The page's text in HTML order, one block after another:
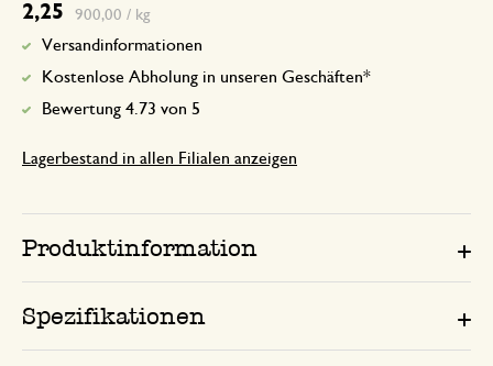
2,25 900,00 / kg
Versandinformationen
Kostenlose Abholung in unseren Geschäften*
Bewertung 4.73 von 5
Lagerbestand in allen Filialen anzeigen
Produktinformation
Spezifikationen